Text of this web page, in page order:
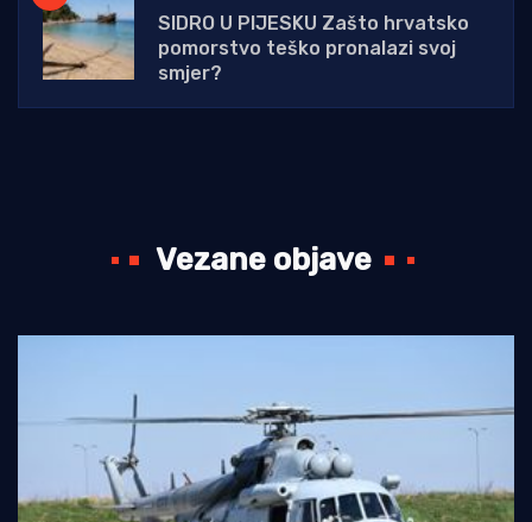
SIDRO U PIJESKU Zašto hrvatsko
pomorstvo teško pronalazi svoj
smjer?
Vezane objave